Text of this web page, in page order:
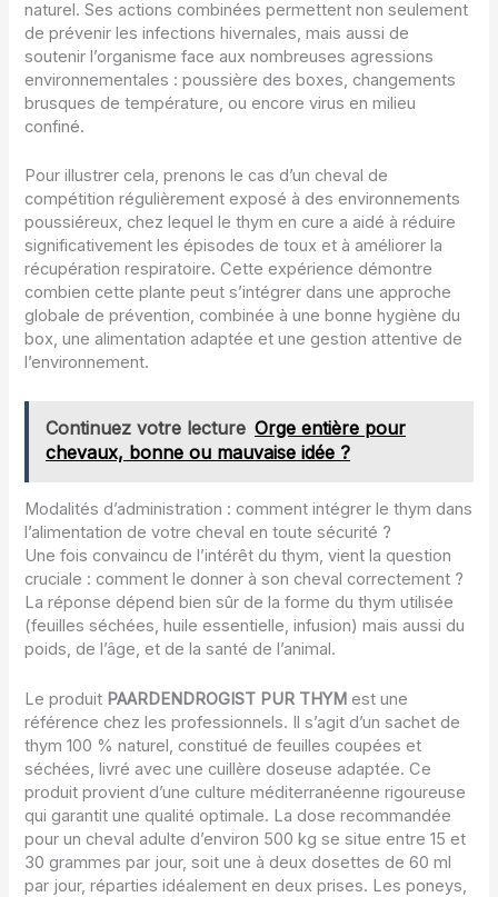
naturel. Ses actions combinées permettent non seulement
de prévenir les infections hivernales, mais aussi de
soutenir l’organisme face aux nombreuses agressions
environnementales : poussière des boxes, changements
brusques de température, ou encore virus en milieu
confiné.
Pour illustrer cela, prenons le cas d’un cheval de
compétition régulièrement exposé à des environnements
poussiéreux, chez lequel le thym en cure a aidé à réduire
significativement les épisodes de toux et à améliorer la
récupération respiratoire. Cette expérience démontre
combien cette plante peut s’intégrer dans une approche
globale de prévention, combinée à une bonne hygiène du
box, une alimentation adaptée et une gestion attentive de
l’environnement.
Continuez votre lecture Orge entière pour
chevaux, bonne ou mauvaise idée ?
Modalités d’administration : comment intégrer le thym dans
l’alimentation de votre cheval en toute sécurité ?
Une fois convaincu de l’intérêt du thym, vient la question
cruciale : comment le donner à son cheval correctement ?
La réponse dépend bien sûr de la forme du thym utilisée
(feuilles séchées, huile essentielle, infusion) mais aussi du
poids, de l’âge, et de la santé de l’animal.
Le produit PAARDENDROGIST PUR THYM est une
référence chez les professionnels. Il s’agit d’un sachet de
thym 100 % naturel, constitué de feuilles coupées et
séchées, livré avec une cuillère doseuse adaptée. Ce
produit provient d’une culture méditerranéenne rigoureuse
qui garantit une qualité optimale. La dose recommandée
pour un cheval adulte d’environ 500 kg se situe entre 15 et
30 grammes par jour, soit une à deux dosettes de 60 ml
par jour, réparties idéalement en deux prises. Les poneys,